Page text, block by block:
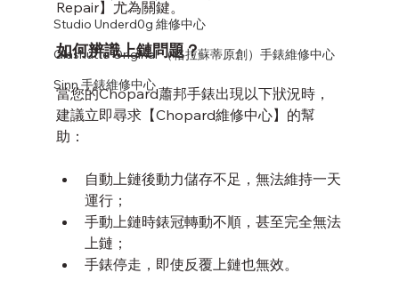
Studio Underd0g 維修中心
Glashütte Original （格拉蘇蒂原創）手錶維修中心
Sinn 手錶維修中心
Repair】尤為關鍵。
如何辨識上鏈問題？
當您的Chopard蕭邦手錶出現以下狀況時，
建議立即尋求【Chopard維修中心】的幫
助：
自動上鏈後動力儲存不足，無法維持一天
運行；
手動上鏈時錶冠轉動不順，甚至完全無法
上鏈；
手錶停走，即使反覆上鏈也無效。